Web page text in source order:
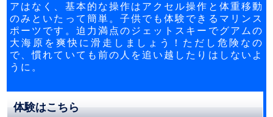
アはなく、基本的な操作はアクセル操作と体重移動
のみといたって簡単。子供でも体験できるマリンス
ポーツです。迫力満点のジェットスキーでグアムの
大海原を爽快に滑走しましょう！ただし危険なの
で、慣れていても前の人を追い越したりはしないよ
うに。
体験はこちら